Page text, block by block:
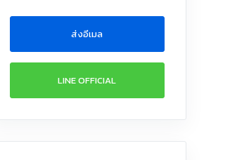
ส่งอีเมล
LINE OFFICIAL